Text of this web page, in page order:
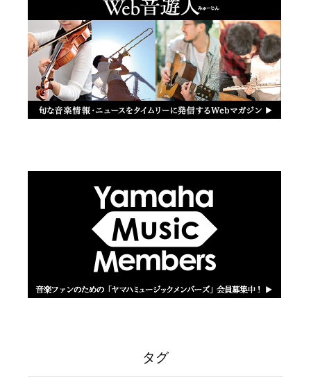
タグ